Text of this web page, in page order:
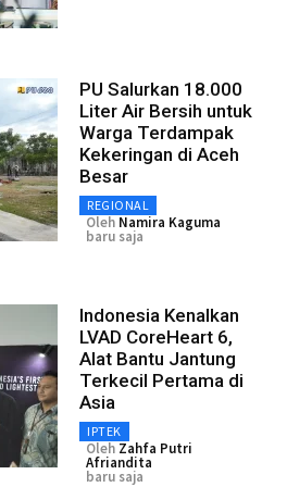
PU Salurkan 18.000
Liter Air Bersih untuk
Warga Terdampak
Kekeringan di Aceh
Besar
REGIONAL
Oleh Namira Kaguma
baru saja
Indonesia Kenalkan
LVAD CoreHeart 6,
Alat Bantu Jantung
Terkecil Pertama di
Asia
IPTEK
Oleh Zahfa Putri
Afriandita
baru saja